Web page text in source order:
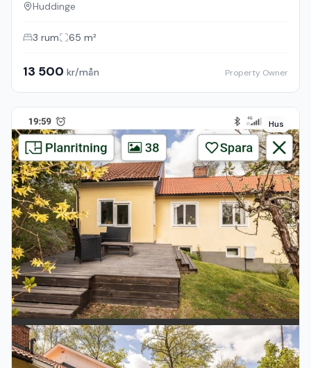
Huddinge
3 rum 65 m²
13 500 kr/mån Property Owner
Hus